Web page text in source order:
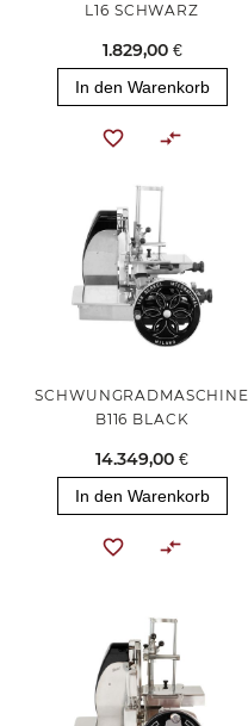
L16 SCHWARZ
1.829,00 €
In den Warenkorb
SCHWUNGRADMASCHINE
B116 BLACK
14.349,00 €
In den Warenkorb